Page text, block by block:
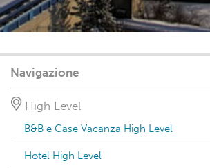
Navigazione
High Level
B&B e Case Vacanza High Level
Hotel High Level